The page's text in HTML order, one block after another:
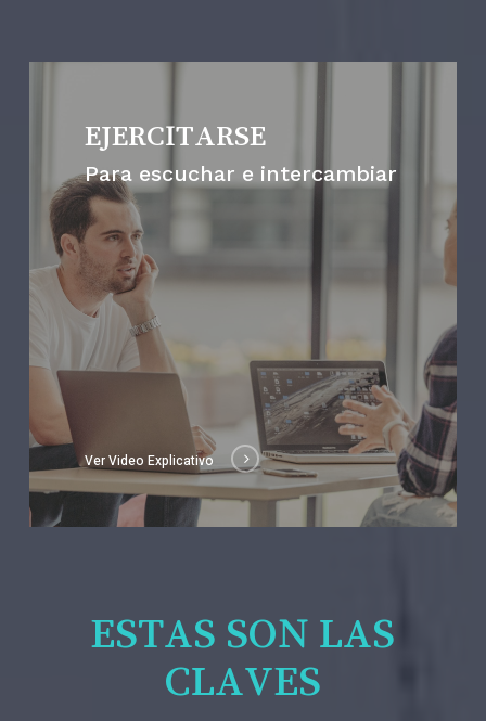
EJERCITARSE
Para escuchar e intercambiar
Ver Video Explicativo
ESTAS SON LAS
CLAVES